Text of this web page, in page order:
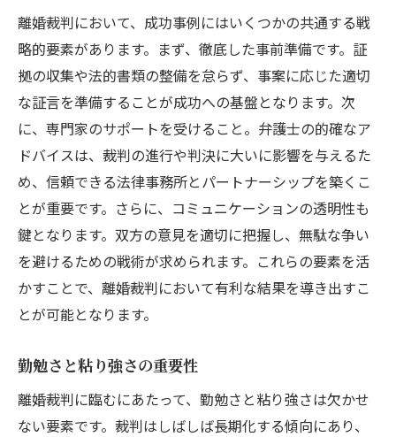
離婚裁判において、成功事例にはいくつかの共通する戦
略的要素があります。まず、徹底した事前準備です。証
拠の収集や法的書類の整備を怠らず、事案に応じた適切
な証言を準備することが成功への基盤となります。次
に、専門家のサポートを受けること。弁護士の的確なア
ドバイスは、裁判の進行や判決に大いに影響を与えるた
め、信頼できる法律事務所とパートナーシップを築くこ
とが重要です。さらに、コミュニケーションの透明性も
鍵となります。双方の意見を適切に把握し、無駄な争い
を避けるための戦術が求められます。これらの要素を活
かすことで、離婚裁判において有利な結果を導き出すこ
とが可能となります。
勤勉さと粘り強さの重要性
離婚裁判に臨むにあたって、勤勉さと粘り強さは欠かせ
ない要素です。裁判はしばしば長期化する傾向にあり、